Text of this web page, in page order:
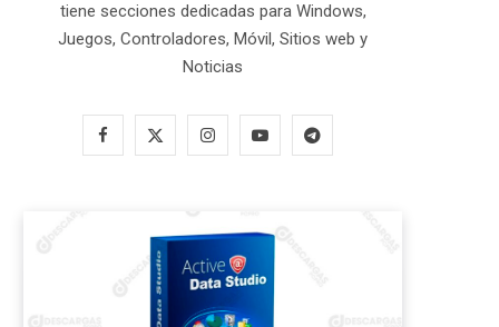
tiene secciones dedicadas para Windows,
Juegos, Controladores, Móvil, Sitios web y
Noticias
F
i
I
t
Y
T
u
T